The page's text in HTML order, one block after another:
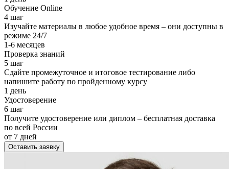
Обучение Online
4 шаг
Изучайте материалы в любое удобное время – они доступны в
режиме 24/7
1-6 месяцев
Проверка знаний
5 шаг
Сдайте промежуточное и итоговое тестирование либо
напишите работу по пройденному курсу
1 день
Удостоверение
6 шаг
Получите удостоверение или диплом – бесплатная доставка
по всей России
от 7 дней
Оставить заявку